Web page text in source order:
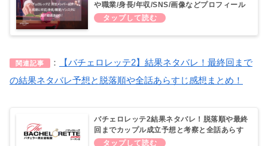
や職業/身長/年収/SNS/画像などプロフィール
まとめ！
関連記事 ：
【バチェロレッテ2】結果ネタバレ！最終回まで
の結果ネタバレ予想と脱落順や全話あらすじ感想まとめ！
バチェロレッテ2結果ネタバレ！脱落順や最終
回までカップル成立予想と考察と全話あらす
じまとめ！